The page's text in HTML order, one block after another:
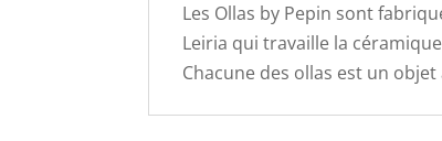
Les Ollas by Pepin sont
Leiria qui travaille la
Chacune des ollas est un